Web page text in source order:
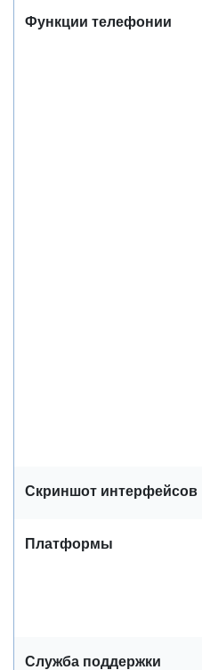
Функции телефонии
Скриншот интерфейсов
Платформы
Служба поддержки